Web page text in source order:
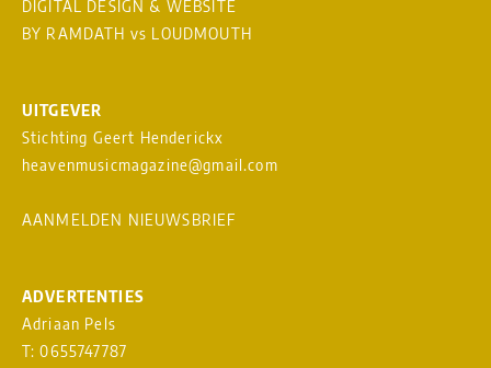
DIGITAL DESIGN & WEBSITE
BY RAMDATH vs LOUDMOUTH
UITGEVER
Stichting Geert Henderickx
heavenmusicmagazine@gmail.com
AANMELDEN NIEUWSBRIEF
ADVERTENTIES
Adriaan Pels
T: 0655747787